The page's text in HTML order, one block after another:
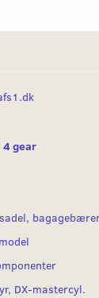
4 gear
DX-mastercyl.